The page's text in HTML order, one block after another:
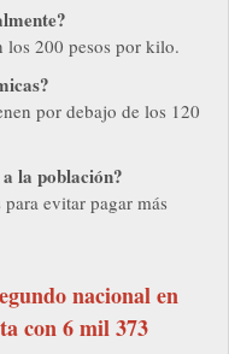
los 200 pesos por kilo.
por debajo de los 120
la población?
evitar pagar más
nacional en
con 6 mil 373